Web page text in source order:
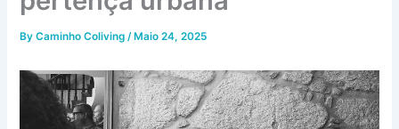
ByCaminho Coliving/ Maio 24, 2025